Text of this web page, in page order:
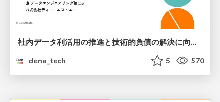
社内データ利活用の推進と技術的負債の解決に向けた取り組み
dena_tech
5 570